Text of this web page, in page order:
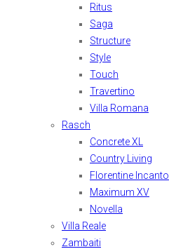
Ritus
Saga
Structure
Style
Touch
Travertino
Villa Romana
Rasch
Concrete XL
Country Living
Florentine Incanto
Maximum XV
Novella
Villa Reale
Zambaiti